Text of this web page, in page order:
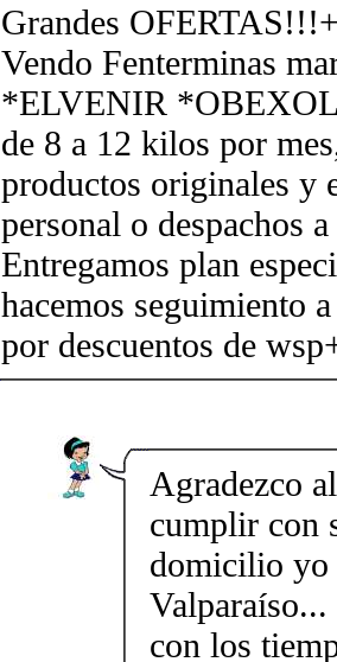
Grandes
Vendo Fenterminas
*ELVENIR
de 8 a 12 kilos por
productos originales y
personal o despachos
Entregamos plan
hacemos seguimiento
por descuentos de
Agradezco
cumplir con
domicilio yo
con los